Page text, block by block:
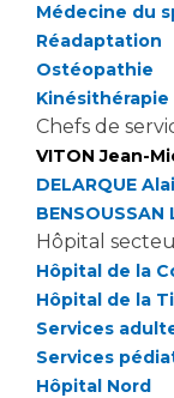
Handicap
Handi 13
Pôle
Accueil
Charte
Mouvement
Activité
Plateforme
Adresser un
Réseaux de
Adresser un
Médicale
Radiologie /
Cancérologie
Médecine du
Réadaptation
Ostéopathie
Kinésithérapie
Chefs de
VITON Jean-
DELARQUE
Hôpital
Hôpital de la
Hôpital de la
Services
Services
Hôpital Nord